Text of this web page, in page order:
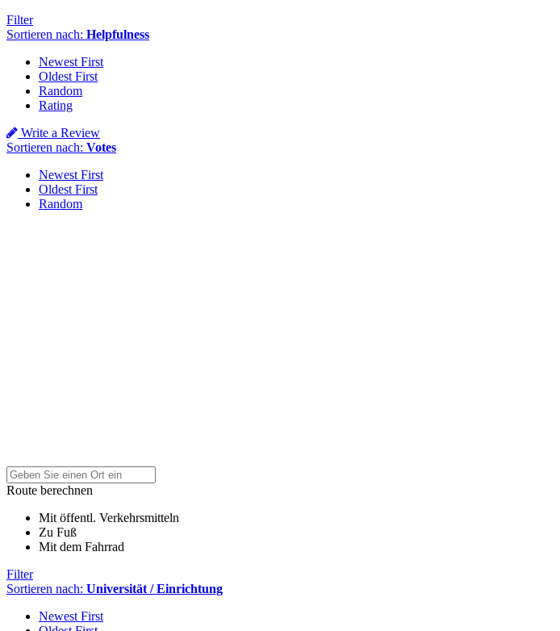
Filter
Sortieren nach: Helpfulness
Newest First
Oldest First
Random
Rating
Write a Review
Sortieren nach: Votes
Newest First
Oldest First
Random
Route berechnen
Mit öffentl. Verkehrsmitteln
Zu Fuß
Mit dem Fahrrad
Filter
Sortieren nach: Universität / Einrichtung
Newest First